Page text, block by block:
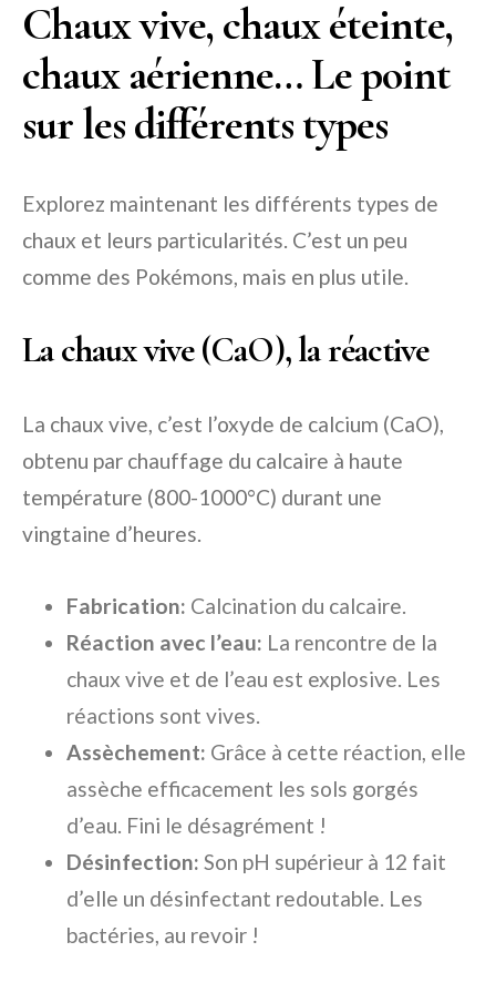
Chaux vive, chaux éteinte,
chaux aérienne… Le point
sur les différents types
Explorez maintenant les différents types de
chaux et leurs particularités. C’est un peu
comme des Pokémons, mais en plus utile.
La chaux vive (CaO), la réactive
La chaux vive, c’est l’oxyde de calcium (CaO),
obtenu par chauffage du calcaire à haute
température (800-1000°C) durant une
vingtaine d’heures.
Fabrication: Calcination du calcaire.
Réaction avec l’eau: La rencontre de la
chaux vive et de l’eau est explosive. Les
réactions sont vives.
Assèchement: Grâce à cette réaction, elle
assèche efficacement les sols gorgés
d’eau. Fini le désagrément !
Désinfection: Son pH supérieur à 12 fait
d’elle un désinfectant redoutable. Les
bactéries, au revoir !